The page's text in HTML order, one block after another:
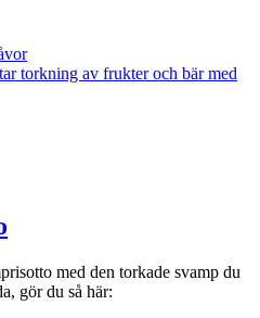
torkning av frukter och bär med
med den torkade svamp du
gör du så här: